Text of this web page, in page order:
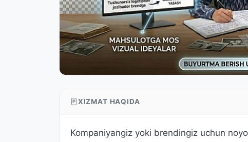
XIZMAT HAQIDA
Kompaniyangiz yoki brendingiz uchun